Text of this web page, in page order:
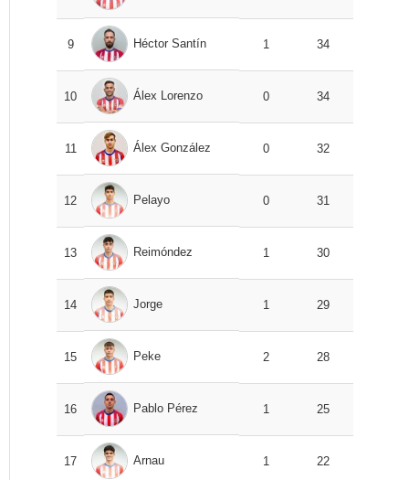
9 Héctor Santín 1 34
10 Álex Lorenzo 0 34
11 Álex González 0 32
12 Pelayo 0 31
13 Reimóndez 1 30
14 Jorge 1 29
15 Peke 2 28
16 Pablo Pérez 1 25
17 Arnau 1 22